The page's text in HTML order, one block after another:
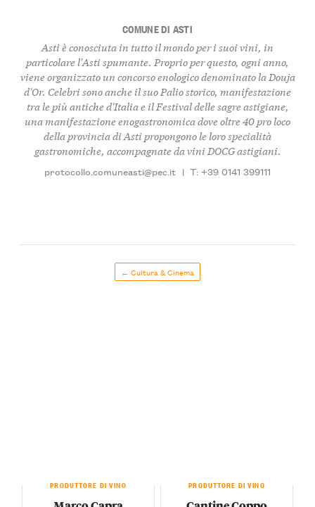
COMUNE DI ASTI
Asti è conosciuta in tutto il mondo per i suoi vini, in
particolare l'Asti spumante. Proprio per questo, ogni anno,
viene organizzato un concorso enologico denominato la Douja
d'Or. Celebri sono anche il suo Palio storico, manifestazione
tra le più antiche d'Italia e il Festival delle sagre astigiane,
una manifestazione enogastronomica dove oltre 40 pro loco
della provincia di Asti propongono le loro specialità
gastronomiche, accompagnate da vini DOCG astigiani.
protocollo.comuneasti@pec.it | T: +39 0141 399111
← Cultura & Cinema
PRODUTTORE DI VINO PRODUTTORE DI VINO